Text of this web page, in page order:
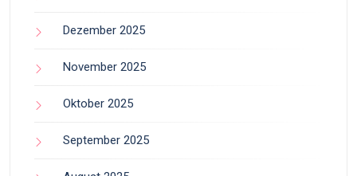
Dezember 2025
November 2025
Oktober 2025
September 2025